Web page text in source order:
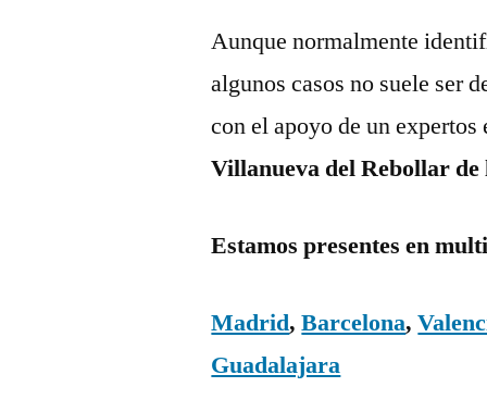
Aunque normalmente
algunos casos no suele ser
con el apoyo de un expertos
Villanueva del Rebollar
Estamos presentes en
Madrid,Barcelona,
Guadalajara